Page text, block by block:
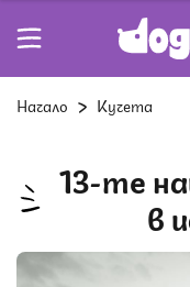
Начало Кучета
13-те най-лоялни кучета
в